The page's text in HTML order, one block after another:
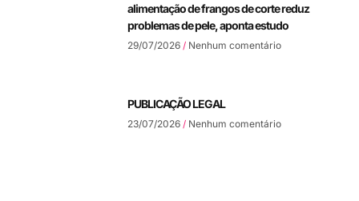
alimentação de frangos de corte reduz
problemas de pele, aponta estudo
29/07/2026 Nenhum comentário
PUBLICAÇÃO LEGAL
23/07/2026 Nenhum comentário